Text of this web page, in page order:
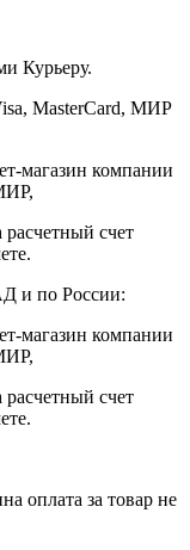
Курьеру.
MasterСard, МИР
магазин компании
счет
и по России:
магазин компании
счет
оплата за товар не